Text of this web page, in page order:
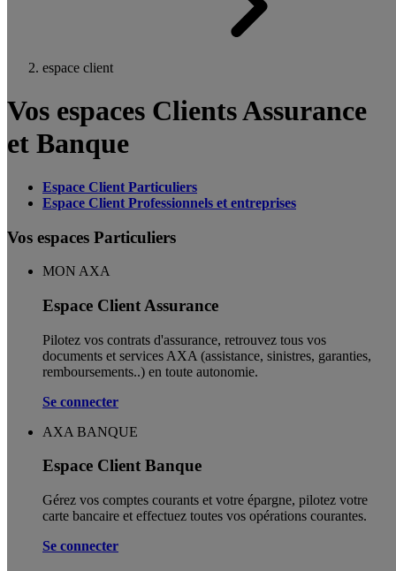
espace client
Vos espaces Clients Assurance
et Banque
Espace Client Particuliers
Espace Client Professionnels et entreprises
Vos espaces Particuliers
MON AXA
Espace Client Assurance
Pilotez vos contrats d'assurance, retrouvez tous vos
documents et services AXA (assistance, sinistres, garanties,
remboursements..) en toute autonomie. ​
Se connecter
AXA BANQUE
Espace Client Banque
Gérez vos comptes courants et votre épargne, pilotez votre
carte bancaire et effectuez toutes vos opérations courantes.
Se connecter